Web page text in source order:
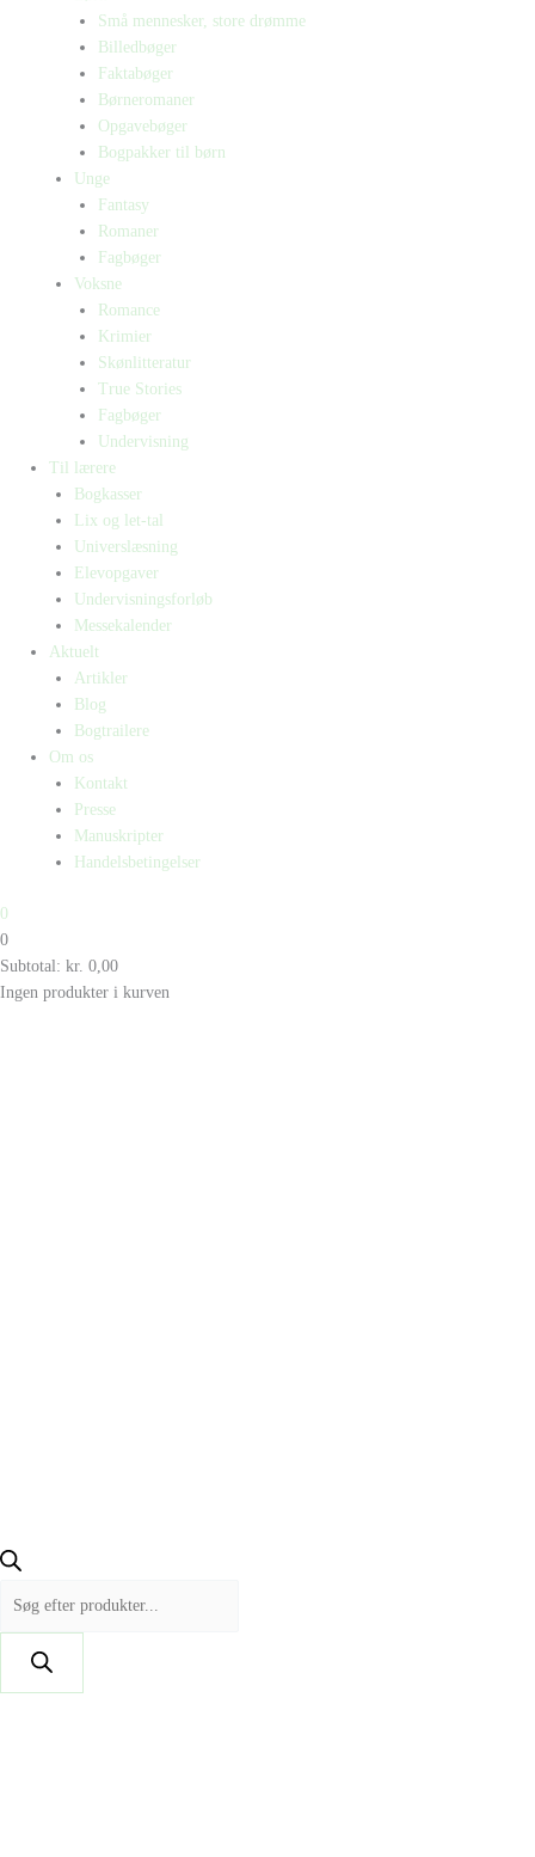
Små mennesker, store drømme
Billedbøger
Faktabøger
Børneromaner
Opgavebøger
Bogpakker til børn
Unge
Fantasy
Romaner
Fagbøger
Voksne
Romance
Krimier
Skønlitteratur
True Stories
Fagbøger
Undervisning
Til lærere
Bogkasser
Lix og let-tal
Universlæsning
Elevopgaver
Undervisningsforløb
Messekalender
Aktuelt
Artikler
Blog
Bogtrailere
Om os
Kontakt
Presse
Manuskripter
Handelsbetingelser
0
0
Subtotal: kr. 0,00
Ingen produkter i kurven